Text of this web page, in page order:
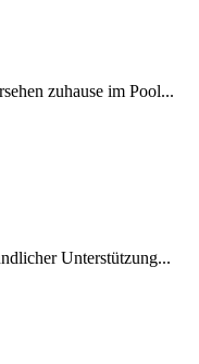
zuhause im Pool...
Unterstützung...